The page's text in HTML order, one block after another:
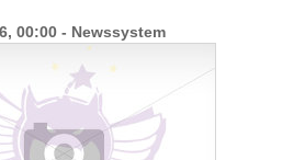
00:00 - Newssystem